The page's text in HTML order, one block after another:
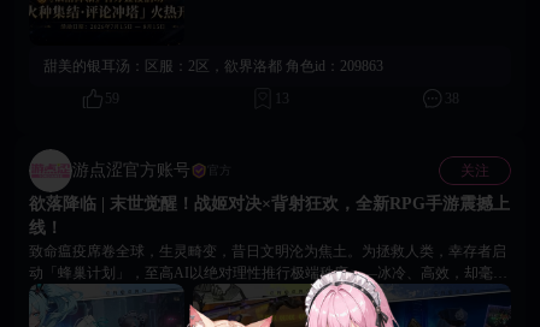
（全评论区抽奖） 我们将根据评论区总层数，解锁阶梯奖励，层数越高，福
利越给力！ 🔺突破50层：全评论区抽取 30份 钻石388+战姬礼物盒IV*3 🔺突
评论区抽取 10份 钻石3888+技能芯片自选箱*5 🔺突破500层：全评论区抽取
5份 钻石5888+爆裂芯片自选箱*3 🔺突破1000层：全评论区抽取 终极大奖
的奖励也会更加丰厚！ 【活动号召】 无论你是新晋火种者，还是资深战姬
指挥官，都欢迎加入这场盛大的社区狂欢！ 用你的每一次盖楼，为量子战姬
的世界注入更多力量与热情～ 现在就行动起来吧！ 让评论区成为欲洛世界
甜美的银耳汤： 区服：2区，欲界洛都 角色id：209863
59
游点涩官方账号 官方 关注
欲落降临 | 末世觉醒！战姬对决×背射狂欢，全新RPG手游震撼上
线！
致命瘟疫席卷全球，生灵畸变，昔日文明沦为焦土。为拯救人类，幸存者启
动「蜂巢计划」，至高AI以绝对理性推行极端秩序——冰冷、高效，却毫无
人性温度。 一部分人类与觉醒的战姬揭竿而起，组建「圣光会」，誓要撕碎
AI的桎梏；而忠诚于AI的蜂巢战姬，坚信唯有绝对秩序才能拯救人类。两大